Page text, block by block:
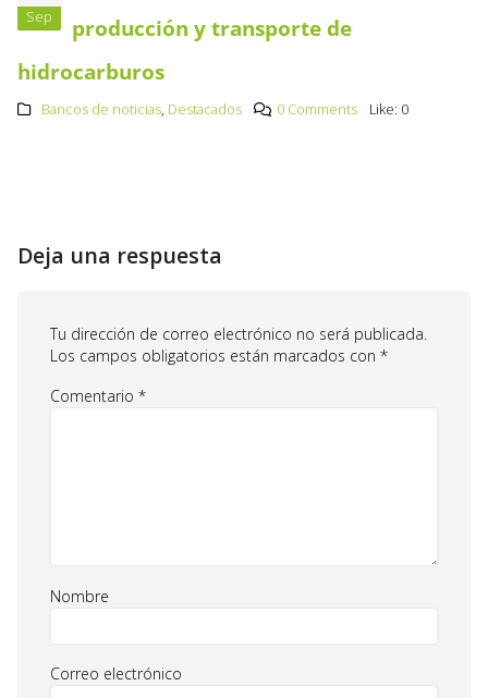
Sep
producción y transporte de
hidrocarburos
Bancos de noticias, Destacados 0 Comments Like: 0
Deja una respuesta
Tu dirección de correo electrónico no será publicada.
Los campos obligatorios están marcados con *
Comentario *
Nombre
Correo electrónico